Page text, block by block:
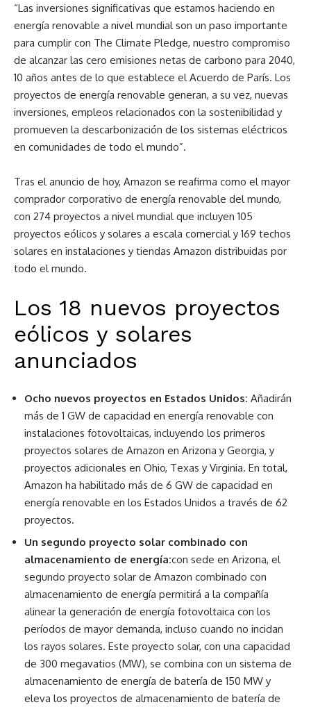
“Las inversiones significativas que estamos haciendo en
energía renovable a nivel mundial son un paso importante
para cumplir con The Climate Pledge, nuestro compromiso
de alcanzar las cero emisiones netas de carbono para 2040,
10 años antes de lo que establece el Acuerdo de París. Los
proyectos de energía renovable generan, a su vez, nuevas
inversiones, empleos relacionados con la sostenibilidad y
promueven la descarbonización de los sistemas eléctricos
en comunidades de todo el mundo”.
Tras el anuncio de hoy, Amazon se reafirma como el mayor
comprador corporativo de energía renovable del mundo,
con 274 proyectos a nivel mundial que incluyen 105
proyectos eólicos y solares a escala comercial y 169 techos
solares en instalaciones y tiendas Amazon distribuidas por
todo el mundo.
Los 18 nuevos proyectos
eólicos y solares
anunciados
Ocho nuevos proyectos en Estados Unidos: Añadirán
más de 1 GW de capacidad en energía renovable con
instalaciones fotovoltaicas, incluyendo los primeros
proyectos solares de Amazon en Arizona y Georgia, y
proyectos adicionales en Ohio, Texas y Virginia. En total,
Amazon ha habilitado más de 6 GW de capacidad en
energía renovable en los Estados Unidos a través de 62
proyectos.
Un segundo proyecto solar combinado con
almacenamiento de energía:con sede en Arizona, el
segundo proyecto solar de Amazon combinado con
almacenamiento de energía permitirá a la compañía
alinear la generación de energía fotovoltaica con los
períodos de mayor demanda, incluso cuando no incidan
los rayos solares. Este proyecto solar, con una capacidad
de 300 megavatios (MW), se combina con un sistema de
almacenamiento de energía de batería de 150 MW y
eleva los proyectos de almacenamiento de batería de